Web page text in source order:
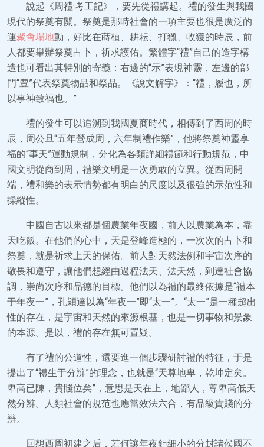
說起《周禮·考工記》，要先從禮講起。禮的發生與我國
現代的祭奠有關。祭奠是那時社會的一項主要也很是廣泛的
運聚會場地動，好比在蒔植、耕耘、打獵、收獲的時辰，前
人都要舉辦祭奠占卜，祈求護佑。繁體字“禮”自己的造字構
造也可看出其特別的寄義：右邊的“示”表現神靈，左邊的部
門“豊”代表祭奠物品和祭品。《說文解字》：“禮，履也，所
以事神致福也。”
禮的發生可以追溯到我國夏商時代，相傳到了西周的時
辰，周公旦“五年營成周，六年制禮作樂”，他將祭奠神靈享
福的“事天”運動規制，分化為各類詳細禮節和行動規范，中
國文明從商到周，禮樂文明是一次勇敢的立異。從西周開
端，禮和樂的表示情勢都有明白的尺度以及很強的示范性和
操縱性。
中國自古以來都是個農業年夜國，前人以農業為本，靠
天吃飯。在他們的心中，天是登峰造極的，一次次的占卜和
祭奠，就是祈求上天的保佑。前人對天然法例和宇宙次序的
敬畏和遵守，讓他們想經由過程法天、法天然，到達社會協
調，崇尚次序和品德的目標。他們以為禮的最終依據是“禮本
于年夜一”，孔穎達以為“年夜一”即“太一”。“太一”是一種超出
性的存在，是宇宙和天然的來源根基，也是一切事物和景象
的本源。是以，禮的存在無可置疑。
有了禮的公道性，還要進一個步驟研討禮的特征，于是
提出了“禮生于分辨”的理念，也就是“天尊地卑，乾坤定矣。
卑高已陳，貴賤位矣”，意思是天在上，地鄙人，尊卑高低天
然分辨。人類社會的規范也應當效法六合，有品級貴賤的分
辨。
回想西周初建之后，若何讓年夜鉅細小的分封諸侯國不